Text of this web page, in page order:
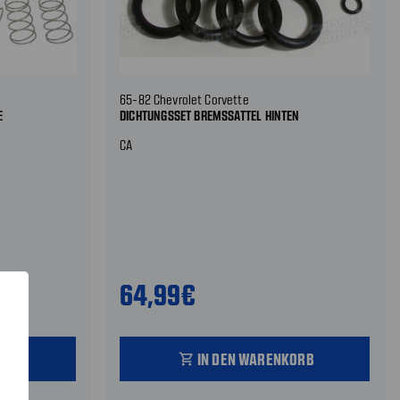
65-82 Chevrolet Corvette
DICHTUNGSSET BREMSSATTEL HINTEN
CA
64,99€
shopping_cart IN DEN WARENKORB